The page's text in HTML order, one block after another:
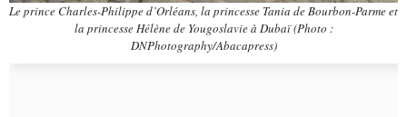
Le prince Charles-Philippe d’Orléans, la princesse Tania de Bourbon-Parme et
la princesse Hélène de Yougoslavie à Dubaï (Photo :
DNPhotography/Abacapress)